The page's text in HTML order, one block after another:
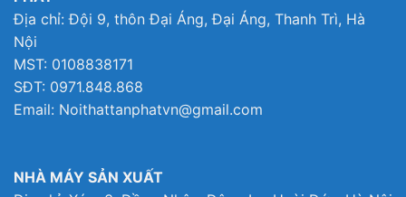
Địa chỉ: Đội 9, thôn Đại Áng, Đại Áng, Thanh Trì, Hà
Nội
MST: 0108838171
SĐT: 0971.848.868
Email: Noithattanphatvn@gmail.com
NHÀ MÁY SẢN XUẤT